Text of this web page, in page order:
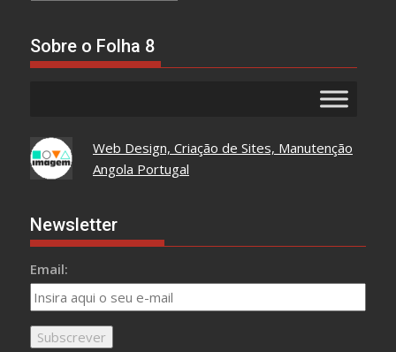
Sobre o Folha 8
Web Design, Criação de Sites, Manutenção
Angola Portugal
Newsletter
Email: